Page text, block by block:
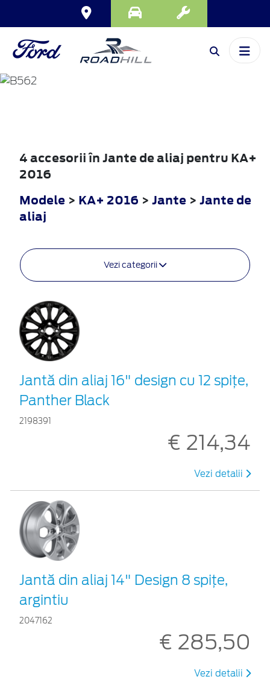
KA+
4 accesorii în Jante de aliaj pentru KA+
2016
Modele > KA+ 2016 > Jante > Jante de
aliaj
Vezi categorii
Jantă din aliaj 16" design cu 12 spiţe,
Panther Black
2198391
€ 214,34
Vezi detalii
Jantă din aliaj 14" Design 8 spiţe,
argintiu
2047162
€ 285,50
Vezi detalii